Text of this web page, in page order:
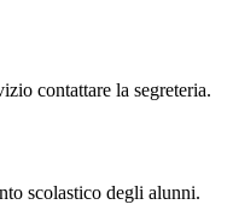
contattare la segreteria.
scolastico degli alunni.